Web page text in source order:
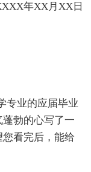
年XX月XX日
专业的应届毕业
勃的心写了一
看完后，能给